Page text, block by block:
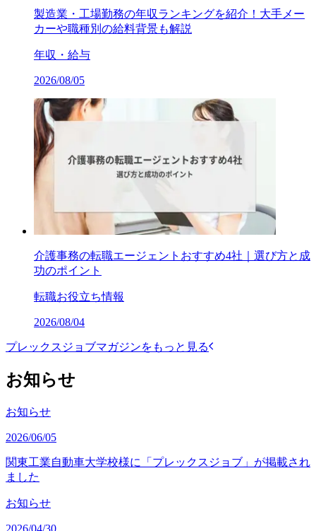
製造業・工場勤務の年収ランキングを紹介！大手メー
カーや職種別の給料背景も解説
年収・給与
2026/08/05
介護事務の転職エージェントおすすめ4社｜選び方と成
功のポイント
転職お役立ち情報
2026/08/04
プレックスジョブマガジンをもっと見る
お知らせ
お知らせ
2026/06/05
関東工業自動車大学校様に「プレックスジョブ」が掲載され
ました
お知らせ